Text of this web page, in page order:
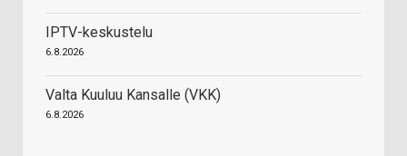
IPTV-keskustelu
6.8.2026
Valta Kuuluu Kansalle (VKK)
6.8.2026